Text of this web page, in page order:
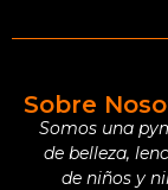
Sobre
Somos una
de belleza,
de niños y